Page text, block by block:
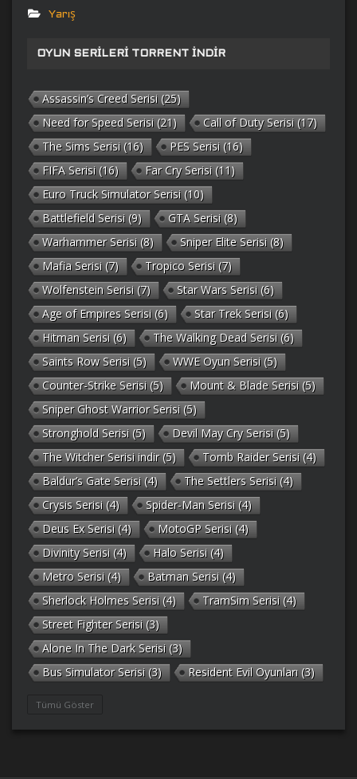
Yarış
OYUN SERILERI TORRENT İNDIR
Assassin’s Creed Serisi (25)
Need for Speed Serisi (21) Call of Duty Serisi (17)
The Sims Serisi (16) PES Serisi (16)
FIFA Serisi (16) Far Cry Serisi (11)
Euro Truck Simulator Serisi (10)
Battlefield Serisi (9) GTA Serisi (8)
Warhammer Serisi (8) Sniper Elite Serisi (8)
Mafia Serisi (7) Tropico Serisi (7)
Wolfenstein Serisi (7) Star Wars Serisi (6)
Age of Empires Serisi (6) Star Trek Serisi (6)
Hitman Serisi (6) The Walking Dead Serisi (6)
Saints Row Serisi (5) WWE Oyun Serisi (5)
Counter-Strike Serisi (5) Mount & Blade Serisi (5)
Sniper Ghost Warrior Serisi (5)
Stronghold Serisi (5) Devil May Cry Serisi (5)
The Witcher Serisi indir(5) Tomb Raider Serisi (4)
Baldur’s Gate Serisi (4) The Settlers Serisi (4)
Crysis Serisi (4) Spider-Man Serisi (4)
Deus Ex Serisi (4) MotoGP Serisi (4)
Divinity Serisi (4) Halo Serisi (4)
Metro Serisi (4) Batman Serisi (4)
Sherlock Holmes Serisi (4) TramSim Serisi (4)
Street Fighter Serisi (3)
Alone In The Dark Serisi (3)
Bus Simulator Serisi (3) Resident Evil Oyunları (3)
Tümü Göster